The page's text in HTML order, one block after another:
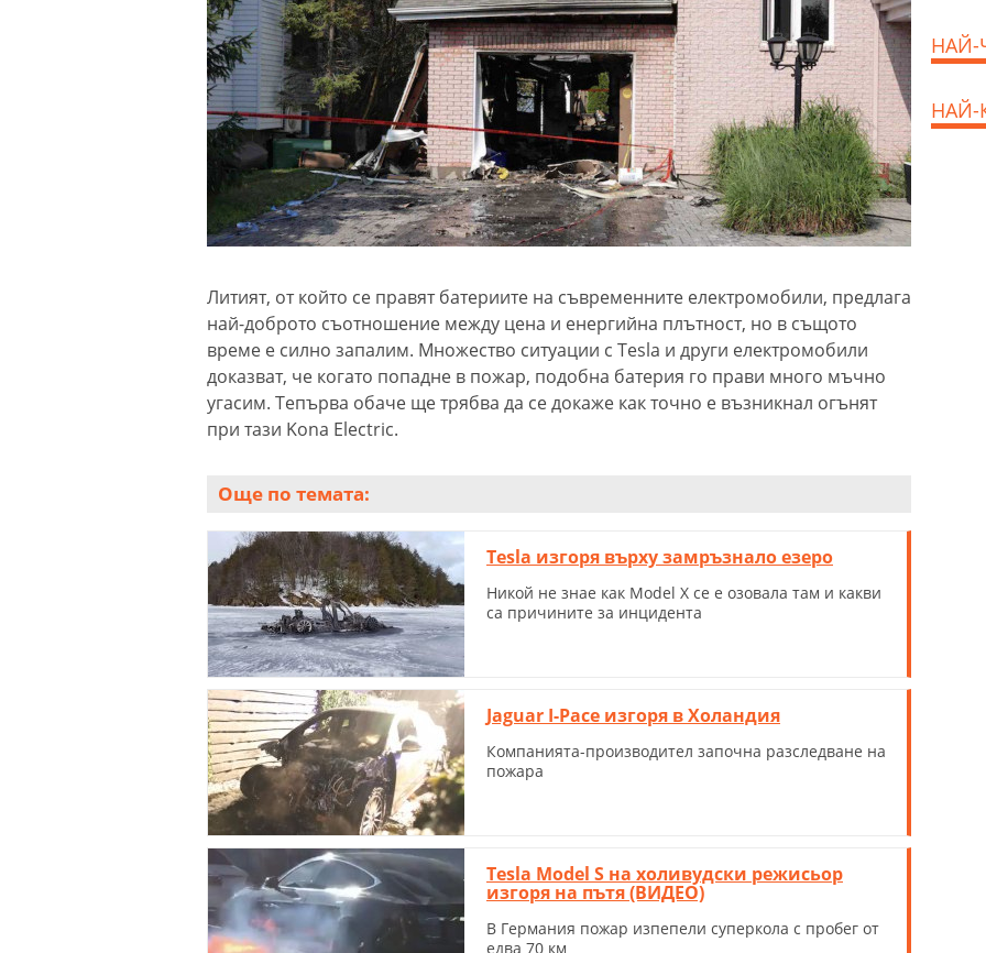
Литият, от който се правят батериите на съвременните електромобили, предлага
най-доброто съотношение между цена и енергийна плътност, но в същото
време е силно запалим. Множество ситуации с Tesla и други електромобили
доказват, че когато попадне в пожар, подобна батерия го прави много мъчно
угасим. Тепърва обаче ще трябва да се докаже как точно е възникнал огънят
при тази Kona Electric.
Още по темата:
Tesla изгоря върху замръзнало езеро
Никой не знае как Model X се е озовала там и какви
са причините за инцидента
Jaguar I-Pace изгоря в Холандия
Компанията-производител започна разследване на
пожара
Tesla Model S на холивудски режисьор
изгоря на пътя (ВИДЕО)
В Германия пожар изпепели суперкола с пробег от
едва 70 км
НАЙ-
НАЙ-